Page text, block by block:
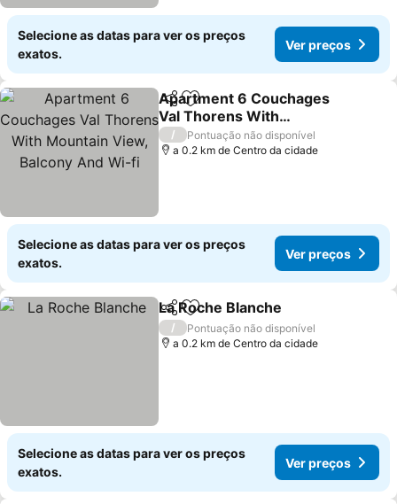
Selecione as datas para ver os preços
exatos.
Ver preços
PartilharAdicionar aos favoritos
Apartment 6 Couchages
Val Thorens With
Mountain View, Balcony
And Wi-fi
/
Pontuação não disponível
a 0.2 km de Centro da cidade
Selecione as datas para ver os preços
exatos.
Ver preços
PartilharAdicionar aos favoritos
La Roche Blanche
/
Pontuação não disponível
a 0.2 km de Centro da cidade
Selecione as datas para ver os preços
exatos.
Ver preços